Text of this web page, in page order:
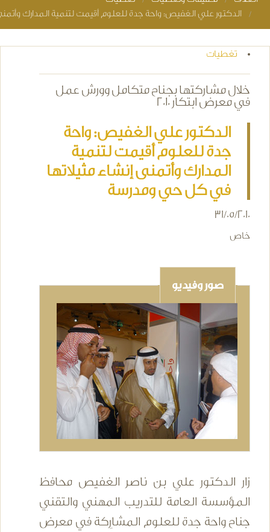
You are here
الدكتور علي الغفيص: واحة جدة للعلوم أقيمت لتنمية المدارك
تغطيات
خلال مشاركتها بجناح متكامل وورش عمل
في معرض ابتكار 2010
الدكتور علي الغفيص: واحة
جدة للعلوم أقيمت لتنمية
المدارك وأتمنى إنشاء مثيلاتها
في كل حي ومدرسة
31/05/2010
خاص
صور وفيديو
زار الدكتور علي بن ناصر الغفيص محافظ
المؤسسة العامة للتدريب المهني والتقني
جناح واحة جدة للعلوم المشارِكة في معرض